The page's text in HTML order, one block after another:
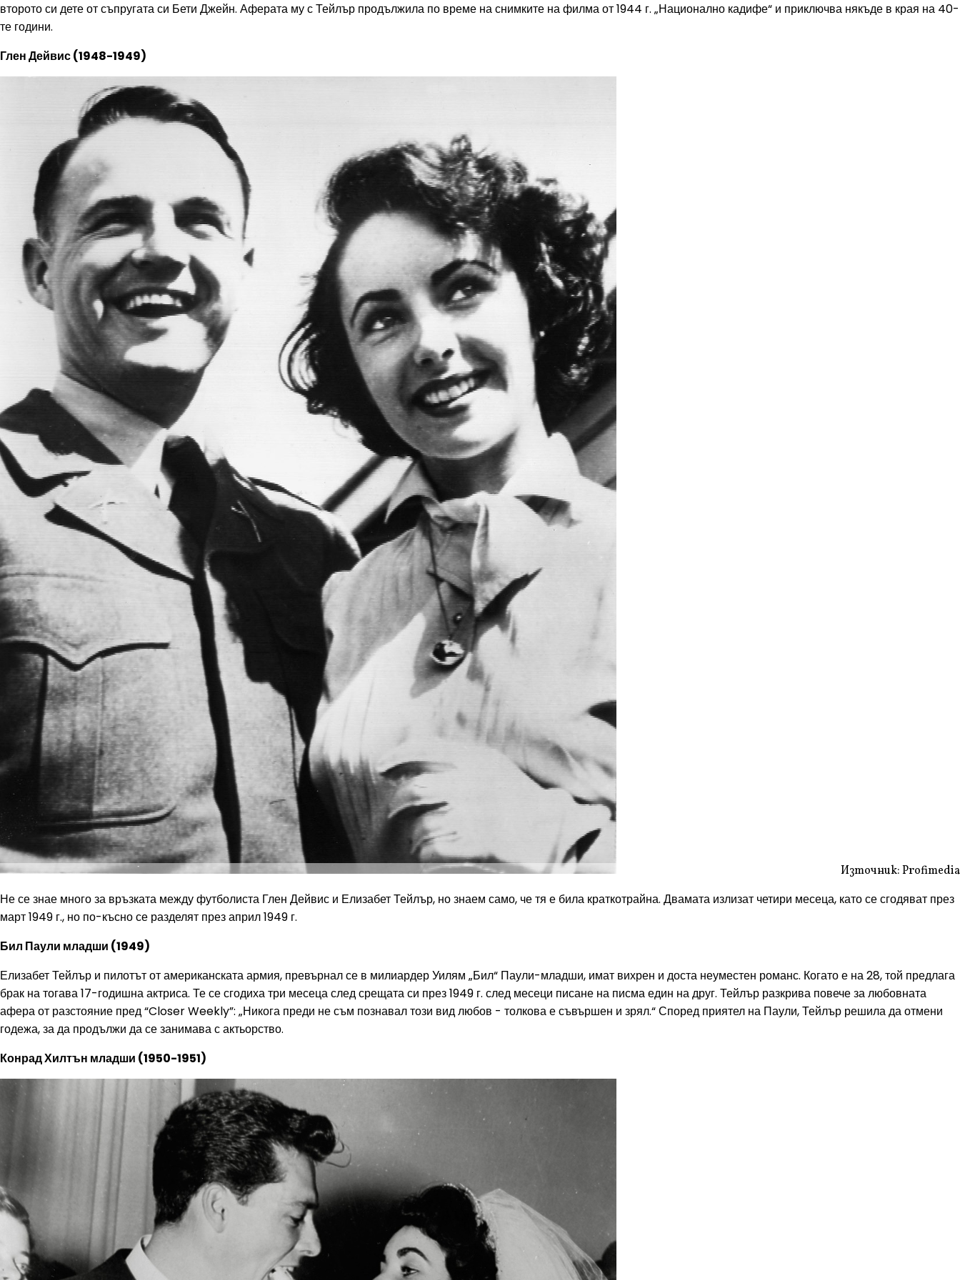
второто си дете от съпругата си Бети Джейн. Аферата му с Тейлър продължила по време на снимките на филма от 1944 г. „Национално кадифе“ и приключва някъде в края на 40-
те години.
Глен Дейвис (1948-1949)
Източник: Profimedia
Не се знае много за връзката между футболиста Глен Дейвис и Елизабет Тейлър, но знаем само, че тя е била краткотрайна. Двамата излизат четири месеца, като се сгодяват през
март 1949 г., но по-късно се разделят през април 1949 г.
Бил Паули младши (1949)
Елизабет Тейлър и пилотът от американската армия, превърнал се в милиардер Уилям „Бил“ Паули-младши, имат вихрен и доста неуместен романс. Когато е на 28, той предлага
брак на тогава 17-годишна актриса. Те се сгодиха три месеца след срещата си през 1949 г. след месеци писане на писма един на друг. Тейлър разкрива повече за любовната
афера от разстояние пред “Closer Weekly”: „Никога преди не съм познавал този вид любов - толкова е съвършен и зрял.“ Според приятел на Паули, Тейлър решила да отмени
годежа, за да продължи да се занимава с актьорство.
Конрад Хилтън младши (1950-1951)